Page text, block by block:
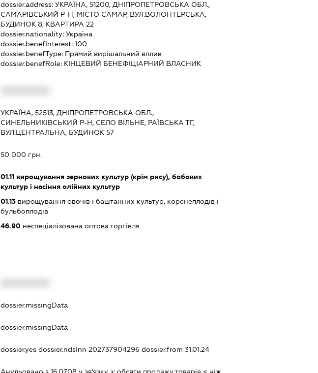
dossier.address:УКРАЇНА, 51200, ДНІПРОПЕТРОВСЬКА ОБЛ.,
САМАРІВСЬКИЙ Р-Н, МІСТО САМАР, ВУЛ.ВОЛОНТЕРСЬКА,
БУДИНОК 8, КВАРТИРА 22
dossier.nationality:Україна
dossier.benefInterest:100
dossier.benefType: Прямий вирішальний вплив
dossier.benefRole: КІНЦЕВИЙ БЕНЕФІЦІАРНИЙ ВЛАСНИК
УКРАЇНА, 52513, ДНІПРОПЕТРОВСЬКА ОБЛ.,
СИНЕЛЬНИКІВСЬКИЙ Р-Н, СЕЛО ВІЛЬНЕ, РАЇВСЬКА ТГ,
ВУЛ.ЦЕНТРАЛЬНА, БУДИНОК 57
50 000 грн.
01.11 вирощування зернових культур (крім рису), бобових
культур і насіння олійних культур
01.13 вирощування овочів і баштанних культур, коренеплодів і
бульбоплодів
46.90 неспеціалізована оптова торгівля
dossier.missingData
dossier.missingData
dossier.yesdossier.ndsInn 202737904296dossier.from 31.01.24
Анульовано з 16.07.08 у зв'язку з:обсяги продажу товарiв < нiж